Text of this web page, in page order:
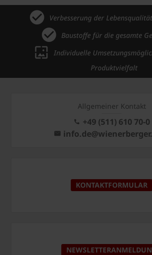
Verbesserung der
Baustoffe für die gesamte
Individuelle
Produktvielfalt
Allgemeiner Kontakt
+49 (511) 610 70-0
KONTAKTFORMULAR